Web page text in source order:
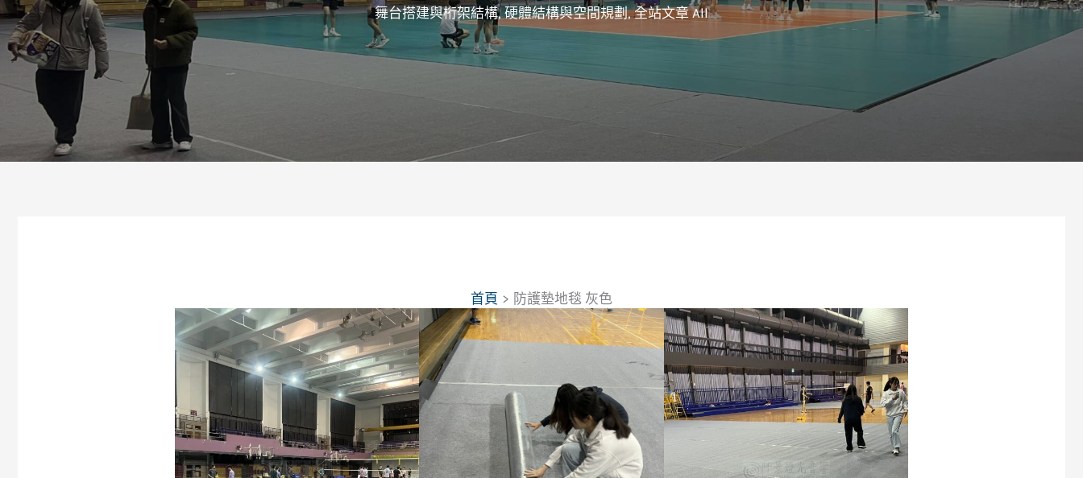
舞台搭建與桁架結構,硬體結構與空間規劃,全站文章 All
首頁 防護墊地毯 灰色